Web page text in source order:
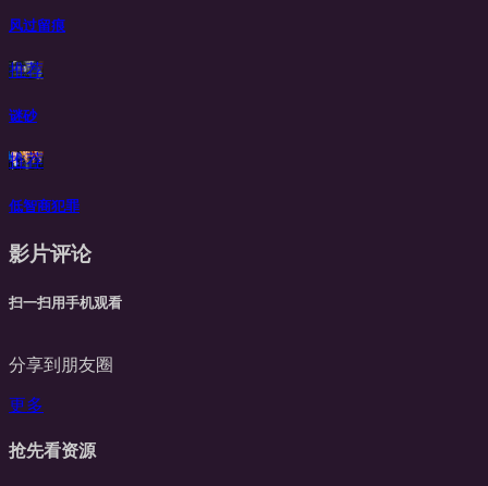
风过留痕
推荐
谜砂
推荐
低智商犯罪
影片评论
扫一扫用手机观看
分享到朋友圈
更多
抢先看资源